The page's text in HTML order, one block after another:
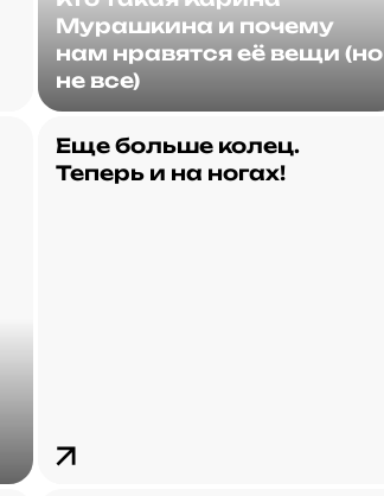
Мурашкина и почему
нам нравятся её вещи (но
не все)
Еще больше колец.
Теперь и на ногах!